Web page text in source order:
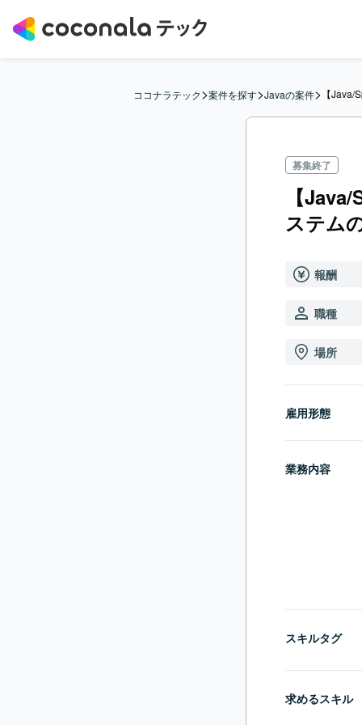
ココナラテック>案件を探す>Javaの案件> 【
募集終了
【
ステム
報酬
職種
場所
雇用形態
業務内容
スキルタグ
求めるスキル